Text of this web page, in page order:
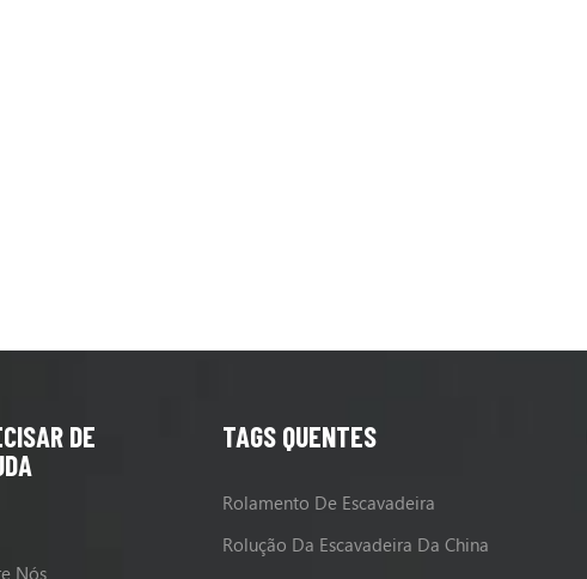
DE
Nós
TAGS QUENTES
Rolamento De Escavadeira
Rolução Da Escavadeira Da China